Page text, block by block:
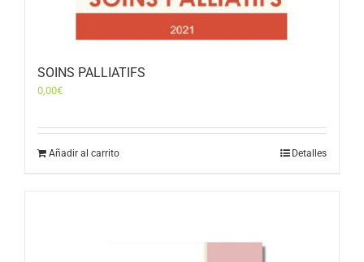
SOINS PALLIATIFS
0,00€
Añadir al carrito Detalles